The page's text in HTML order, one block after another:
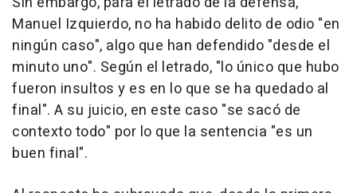
Manuel Izquierdo, no ha habido delito de odio "en
ningún caso", algo que han defendido "desde el
minuto uno". Según el letrado, "lo único que hubo
fueron insultos y es en lo que se ha quedado al
final". A su juicio, en este caso "se sacó de
contexto todo" por lo que la sentencia "es un
buen final".